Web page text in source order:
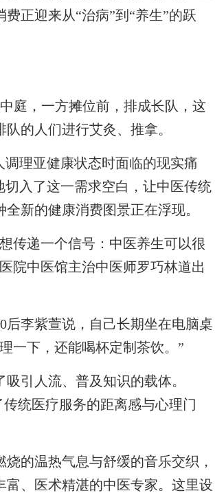
正迎来从“治病”到“养生”的跃
，一方摊位前，排成长队，这
的人们进行艾灸、推拿。
理亚健康状态时面临的现实痛
入了这一需求空白，让中医传统
新的健康消费图景正在浮现。
递一个信号：中医养生可以很
院中医馆主治中医师罗巧林道出
李紫萱说，自己长期坐在电脑桌
一下，还能喝杯定制茶饮。”
引人流、普及知识的载体。
统医疗服务的距离感与心理门
的温热气息与舒缓的音乐交织，
、医术精湛的中医专家。这里设